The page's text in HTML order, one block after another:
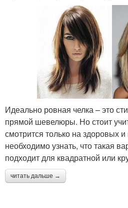
Длинные челки
Мужские челки
Волосы с длинной
челкой
Модная челка
Идеально ровная челка – это
прямой шевелюры. Но стоит
смотрится только на здоровых
необходимо узнать, что такая
подходит для квадратной или
читать дальше →